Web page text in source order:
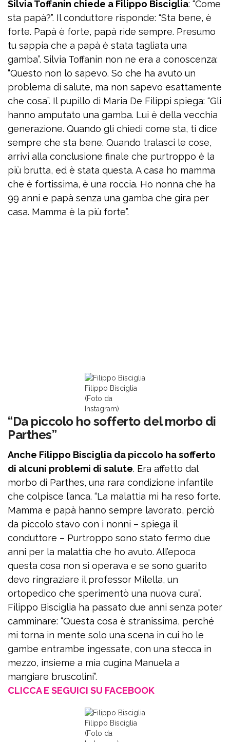
Silvia Toffanin chiede a Filippo Bisciglia: “Come
sta papà?”. Il conduttore risponde: “Sta bene, è
forte. Papà è forte, papà ride sempre. Presumo
tu sappia che a papà è stata tagliata una
gamba”. Silvia Toffanin non ne era a conoscenza:
“Questo non lo sapevo. So che ha avuto un
problema di salute, ma non sapevo esattamente
che cosa”. Il pupillo di Maria De Filippi spiega: “Gli
hanno amputato una gamba. Lui è della vecchia
generazione. Quando gli chiedi come sta, ti dice
sempre che sta bene. Quando tralasci le cose,
arrivi alla conclusione finale che purtroppo è la
più brutta, ed è stata questa. A casa ho mamma
che è fortissima, è una roccia. Ho nonna che ha
99 anni e papà senza una gamba che gira per
casa. Mamma è la più forte”.
Filippo Bisciglia
(Foto da
Instagram)
“Da piccolo ho sofferto del morbo di
Parthes”
Anche Filippo Bisciglia da piccolo ha sofferto
di alcuni problemi di salute. Era affetto dal
morbo di Parthes, una rara condizione infantile
che colpisce l’anca. “La malattia mi ha reso forte.
Mamma e papà hanno sempre lavorato, perciò
da piccolo stavo con i nonni – spiega il
conduttore – Purtroppo sono stato fermo due
anni per la malattia che ho avuto. All’epoca
questa cosa non si operava e se sono guarito
devo ringraziare il professor Milella, un
ortopedico che sperimentò una nuova cura”.
Filippo Bisciglia ha passato due anni senza poter
camminare: “Questa cosa è stranissima, perché
mi torna in mente solo una scena in cui ho le
gambe entrambe ingessate, con una stecca in
mezzo, insieme a mia cugina Manuela a
mangiare bruscolini”.
CLICCA E SEGUICI SU FACEBOOK
Filippo Bisciglia
(Foto da